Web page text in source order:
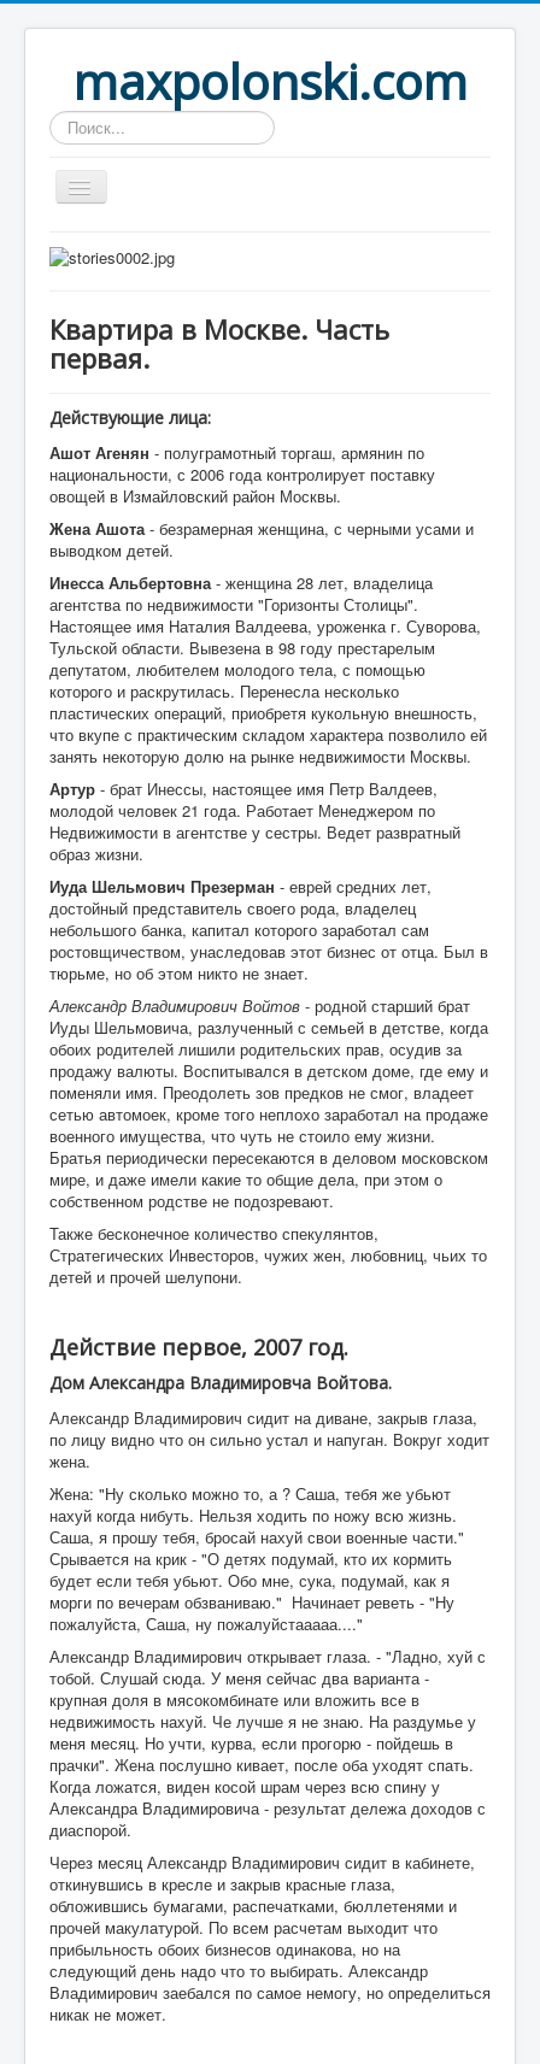
maxpolonski.com
Искать...
Home
Рассказы
Контакты
Вход
Квартира в Москве. Часть
первая.
Действующие лица:
Ашот Агенян - полуграмотный торгаш, армянин по
национальности, с 2006 года контролирует поставку
овощей в Измайловский район Москвы.
Жена Ашота - безрамерная женщина, с черными усами и
выводком детей.
Инесса Альбертовна - женщина 28 лет, владелица
агентства по недвижимости "Горизонты Столицы".
Настоящее имя Наталия Валдеева, уроженка г. Суворова,
Тульской области. Вывезена в 98 году престарелым
депутатом, любителем молодого тела, с помощью
которого и раскрутилась. Перенесла несколько
пластических операций, приобретя кукольную внешность,
что вкупе с практическим складом характера позволило ей
занять некоторую долю на рынке недвижимости Москвы.
Артур - брат Инессы, настоящее имя Петр Валдеев,
молодой человек 21 года. Работает Менеджером по
Недвижимости в агентстве у сестры. Ведет развратный
образ жизни.
Иуда Шельмович Презерман - еврей средних лет,
достойный представитель своего рода, владелец
небольшого банка, капитал которого заработал сам
ростовщичеством, унаследовав этот бизнес от отца. Был в
тюрьме, но об этом никто не знает.
Александр Владимирович Войтов - родной старший брат
Иуды Шельмовича, разлученный с семьей в детстве, когда
обоих родителей лишили родительских прав, осудив за
продажу валюты. Воспитывался в детском доме, где ему и
поменяли имя. Преодолеть зов предков не смог, владеет
сетью автомоек, кроме того неплохо заработал на продаже
военного имущества, что чуть не стоило ему жизни.
Братья периодически пересекаются в деловом московском
мире, и даже имели какие то общие дела, при этом о
собственном родстве не подозревают.
Также бесконечное количество спекулянтов,
Стратегических Инвесторов, чужих жен, любовниц, чьих то
детей и прочей шелупони.
Действие первое, 2007 год.
Дом Александра Владимировча Войтова.
Александр Владимирович сидит на диване, закрыв глаза,
по лицу видно что он сильно устал и напуган. Вокруг ходит
жена.
Жена: "Ну сколько можно то, а ? Саша, тебя же убьют
нахуй когда нибуть. Нельзя ходить по ножу всю жизнь.
Саша, я прошу тебя, бросай нахуй свои военные части."
Срывается на крик - "О детях подумай, кто их кормить
будет если тебя убьют. Обо мне, сука, подумай, как я
морги по вечерам обзваниваю." Начинает реветь - "Ну
пожалуйста, Саша, ну пожалуйстааааа...."
Александр Владимирович открывает глаза. - "Ладно, хуй с
тобой. Слушай сюда. У меня сейчас два варианта -
крупная доля в мясокомбинате или вложить все в
недвижимость нахуй. Че лучше я не знаю. На раздумье у
меня месяц. Но учти, курва, если прогорю - пойдешь в
прачки". Жена послушно кивает, после оба уходят спать.
Когда ложатся, виден косой шрам через всю спину у
Александра Владимировича - результат дележа доходов с
диаспорой.
Через месяц Александр Владимирович сидит в кабинете,
откинувшись в кресле и закрыв красные глаза,
обложившись бумагами, распечатками, бюллетенями и
прочей макулатурой. По всем расчетам выходит что
прибыльность обоих бизнесов одинакова, но на
следующий день надо что то выбирать. Александр
Владимирович заебался по самое немогу, но определиться
никак не может.